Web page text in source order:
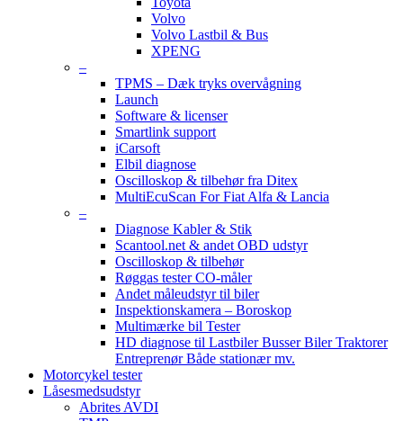
Volvo
Volvo Lastbil & Bus
XPENG
–
TPMS – Dæk tryks overvågning
Launch
Software & licenser
Smartlink support
iCarsoft
Elbil diagnose
Oscilloskop & tilbehør fra Ditex
MultiEcuScan For Fiat Alfa & Lancia
–
Diagnose Kabler & Stik
Scantool.net & andet OBD udstyr
Oscilloskop & tilbehør
Røggas tester CO-måler
Andet måleudstyr til biler
Inspektionskamera – Boroskop
Multimærke bil Tester
HD diagnose til Lastbiler Busser Biler Traktorer
Entreprenør Både stationær mv.
Motorcykel tester
Låsesmedsudstyr
Abrites AVDI